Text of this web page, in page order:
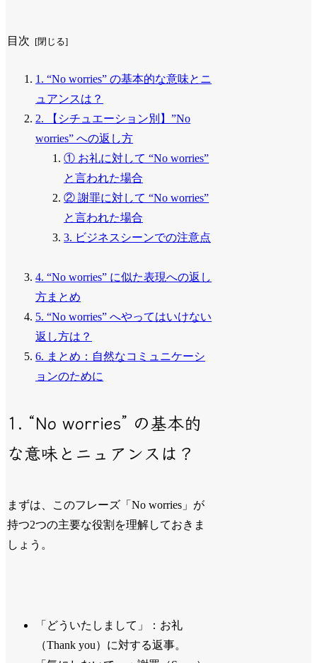
目次
1. “No worries” の基本的な意味とニ
ュアンスは？
2. 【シチュエーション別】”No
worries” への返し方
① お礼に対して “No worries”
と言われた場合
② 謝罪に対して “No worries”
と言われた場合
3. ビジネスシーンでの注意点
4. “No worries” に似た表現への返し
方まとめ
5. “No worries” へやってはいけない
返し方は？
6. まとめ：自然なコミュニケーシ
ョンのために
1. “No worries” の基本的
な意味とニュアンスは？
まずは、このフレーズ「No worries」が
持つ2つの主要な役割を理解しておきま
しょう。
「どういたしまして」：お礼
（Thank you）に対する返事。